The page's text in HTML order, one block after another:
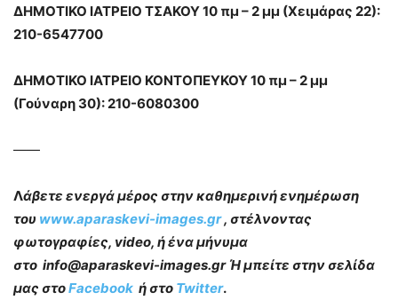
ΔΗΜΟΤΙΚΟ ΙΑΤΡΕΙΟ ΤΣΑΚΟΥ 10 πμ – 2 μμ (Χειμάρας 22):
210-6547700
ΔΗΜΟΤΙΚΟ ΙΑΤΡΕΙΟ ΚΟΝΤΟΠΕΥΚΟΥ 10 πμ – 2 μμ
(Γούναρη 30): 210-6080300
——
Λάβετε ενεργά μέρος στην καθημερινή ενημέρωση
του www.aparaskevi-images.gr, στέλνοντας
φωτογραφίες, video, ή ένα μήνυμα
στο info@aparaskevi-images.gr Ή μπείτε στην σελίδα
μας στοFacebook ή στο Twitter.